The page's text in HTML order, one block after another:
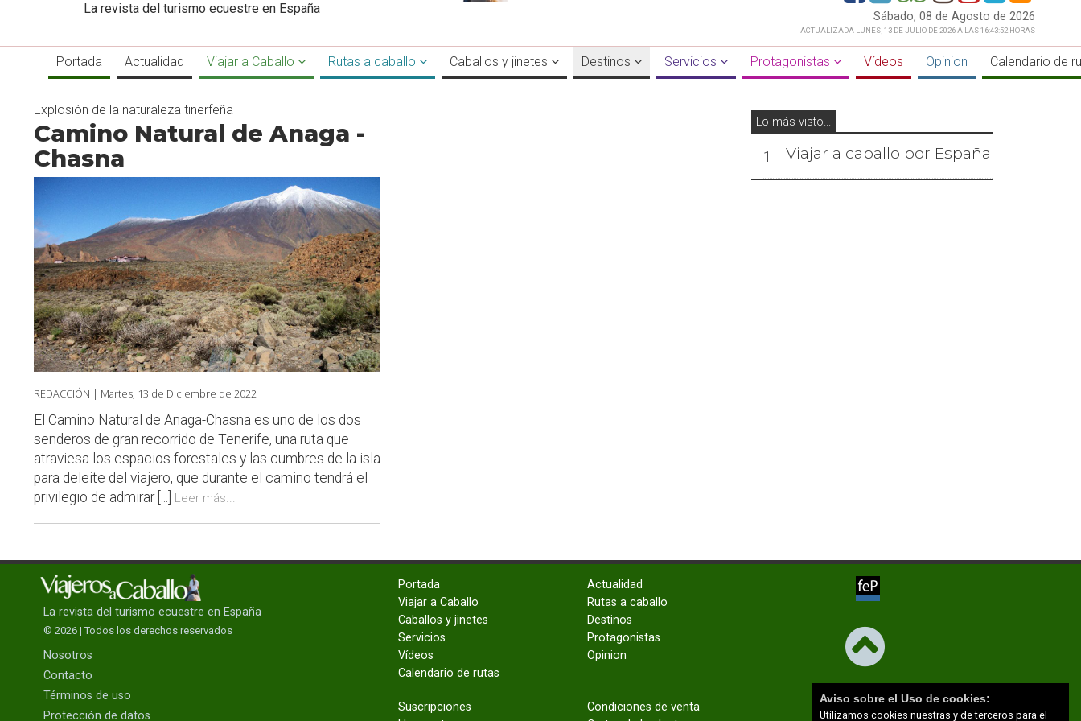
La revista del turismo ecuestre en España
Sábado, 08 de Agosto de 2026
ACTUALIZADA LUNES, 13 DE JULIO DE 2026 A LAS 16:43:52 HORAS
Portada Actualidad Viajar a Caballo Rutas a caballo Caballos y jinetes Destinos Servicios Protagonistas Vídeos Opinion Calendario de
Explosión de la naturaleza tinerfeña
Camino Natural de Anaga -
Chasna
REDACCIÓN | Martes, 13 de Diciembre de 2022
El Camino Natural de Anaga-Chasna es uno de los dos
senderos de gran recorrido de Tenerife, una ruta que
atraviesa los espacios forestales y las cumbres de la isla
para deleite del viajero, que durante el camino tendrá el
privilegio de admirar [...]
Leer más...
Lo más visto...
1 Viajar a caballo por España
La revista del turismo ecuestre en España
© 2026 | Todos los derechos reservados
Nosotros
Contacto
Términos de uso
Protección de datos
Portada
Actualidad
Viajar a Caballo
Rutas a caballo
Caballos y jinetes
Destinos
Servicios
Protagonistas
Vídeos
Opinion
Calendario de rutas
Suscripciones
Condiciones de venta
Aviso sobre el Uso de cookies:
Utilizamos cookies nuestras y de terceros para el